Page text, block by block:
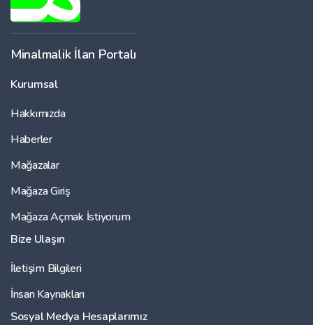
Minalmalik İlan Portalı
Kurumsal
Hakkımızda
Haberler
Mağazalar
Mağaza Giriş
Mağaza Açmak İstiyorum
Bize Ulaşın
İletişim Bilgileri
İnsan Kaynakları
Sosyal Medya Hesaplarımız